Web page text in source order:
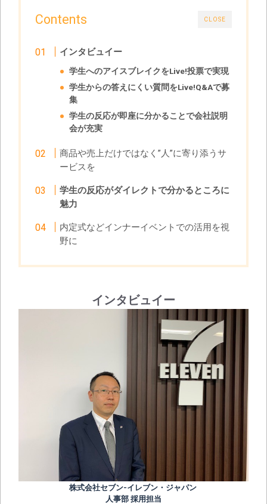
CLOSE
Contents
インタビュイー
学生へのアイスブレイクをLive!投票で実現
学生からの答えにくい質問をLive!Q&Aで募
集
学生の反応が即座に分かることで会社説明
会が充実
商品や売上だけではなく”人”に寄り添うサ
ービスを
学生の反応がダイレクトで分かるところに
魅力
内定式などインナーイベントでの活用を視
野に
インタビュイー
株式会社セブン-イレブン・ジャパン
人事部 採用担当